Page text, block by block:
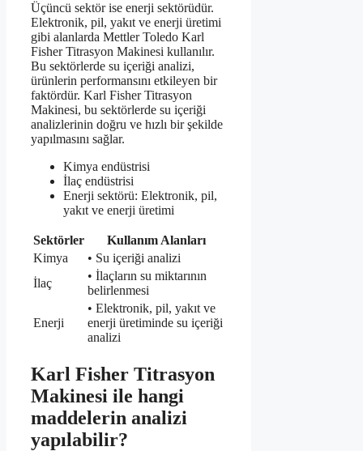
Üçüncü sektör ise enerji sektörüdür.
Elektronik, pil, yakıt ve enerji üretimi
gibi alanlarda Mettler Toledo Karl
Fisher Titrasyon Makinesi kullanılır.
Bu sektörlerde su içeriği analizi,
ürünlerin performansını etkileyen bir
faktördür. Karl Fisher Titrasyon
Makinesi, bu sektörlerde su içeriği
analizlerinin doğru ve hızlı bir şekilde
yapılmasını sağlar.
Kimya endüstrisi
İlaç endüstrisi
Enerji sektörü: Elektronik, pil,
yakıt ve enerji üretimi
Sektörler
Kullanım Alanları
Kimya
• Su içeriği analizi
İlaç
• İlaçların su miktarının
belirlenmesi
Enerji
• Elektronik, pil, yakıt ve
enerji üretiminde su içeriği
analizi
Karl Fisher Titrasyon
Makinesi ile hangi
maddelerin analizi
yapılabilir?